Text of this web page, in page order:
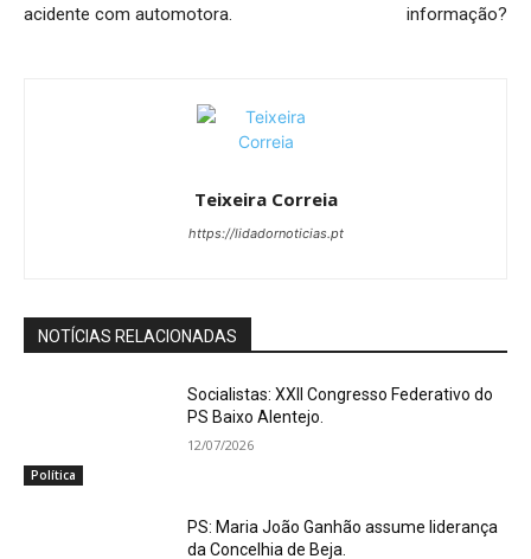
acidente com automotora.
informação?
Teixeira Correia
https://lidadornoticias.pt
NOTÍCIAS RELACIONADAS
Política
Socialistas: XXII Congresso Federativo do
PS Baixo Alentejo.
12/07/2026
PS: Maria João Ganhão assume liderança
da Concelhia de Beja.